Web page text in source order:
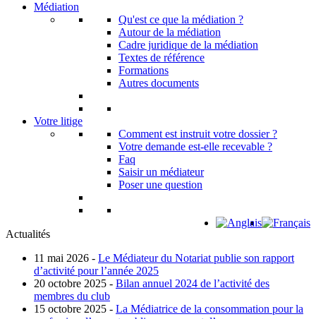
Médiation
Qu'est ce que la médiation ?
Autour de la médiation
Cadre juridique de la médiation
Textes de référence
Formations
Autres documents
Votre litige
Comment est instruit votre dossier ?
Votre demande est-elle recevable ?
Faq
Saisir un médiateur
Poser une question
Actualités
11 mai 2026 - Le Médiateur du Notariat publie son rapport
d’activité pour l’année 2025
20 octobre 2025 - Bilan annuel 2024 de l’activité des
membres du club
15 octobre 2025 - La Médiatrice de la consommation pour la